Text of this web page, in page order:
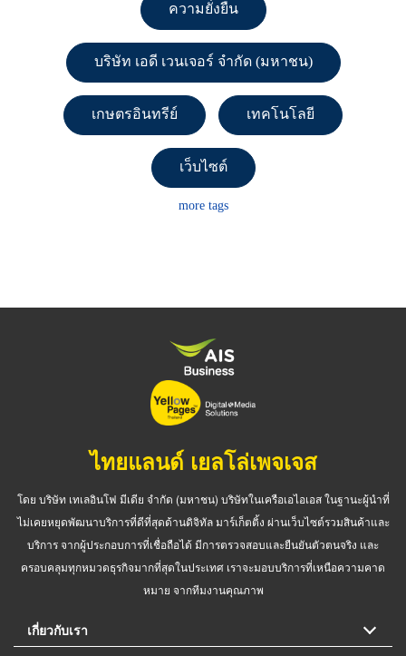
ความยั่งยืน
บริษัท เอดี เวนเจอร์ จำกัด (มหาชน)
เกษตรอินทรีย์ เทคโนโลยี
เว็บไซต์
more tags
ไทยแลนด์ เยลโล่เพจเจส
โดย บริษัท เทเลอินโฟ มีเดีย จำกัด (มหาชน) บริษัทในเครือเอไอเอส ในฐานะผู้นำที่
ไม่เคยหยุดพัฒนาบริการที่ดีที่สุดด้านดิจิทัล มาร์เก็ตติ้ง ผ่านเว็บไซต์รวมสินค้าและ
บริการ จากผู้ประกอบการที่เชื่อถือได้ มีการตรวจสอบและยืนยันตัวตนจริง และ
ครอบคลุมทุกหมวดธุรกิจมากที่สุดในประเทศ เราจะมอบบริการที่เหนือความคาด
หมาย จากทีมงานคุณภาพ
เกี่ยวกับเรา